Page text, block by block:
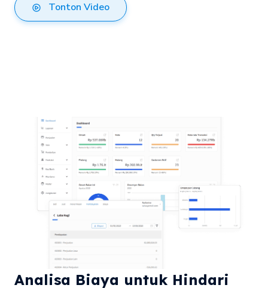
Tonton Video
Analisa Biaya untuk Hindari